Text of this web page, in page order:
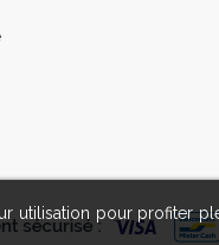
utilisation pour profiter